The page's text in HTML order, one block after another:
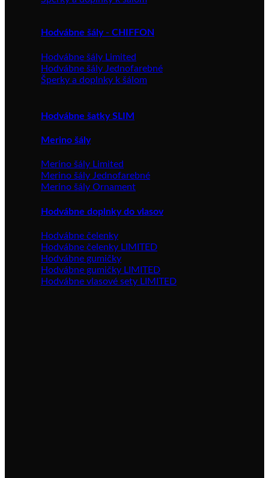
Hodvábne šály - CHIFFON
Hodvábne šály Limited
Hodvábne šály Jednofarebné
Šperky a doplnky k šálom
Hodvábne šatky SLIM
Merino šály
Merino šály Limited
Merino šály Jednofarebné
Merino šály Ornament
Hodvábne doplnky do vlasov
Hodvábne čelenky
Hodvábne čelenky LIMITED
Hodvábne gumičky
Hodvábne gumičky LIMITED
Hodvábne vlasové sety LIMITED